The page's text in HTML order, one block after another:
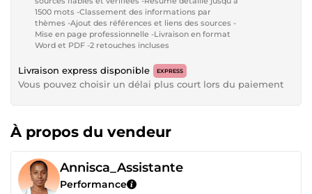
1500 mots -Classement des informations par
thèmes -Ajout des références et liens des sources -
Mise en page professionnelle -Livraison en format
Word et PDF -2 retouches incluses
Livraison express disponible EXPRESS
Vous pouvez choisir un délai plus court lors du paiement
À propos du vendeur
Annisca_Assistante
Performance